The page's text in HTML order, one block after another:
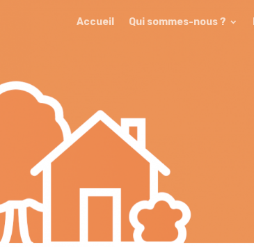
Accueil Qui sommes-nous ?